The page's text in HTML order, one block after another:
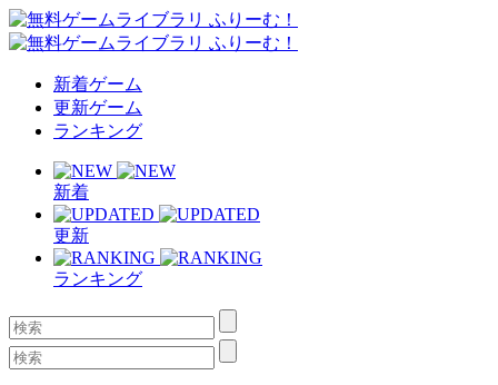
新着ゲーム
更新ゲーム
ランキング
新着
更新
ランキング